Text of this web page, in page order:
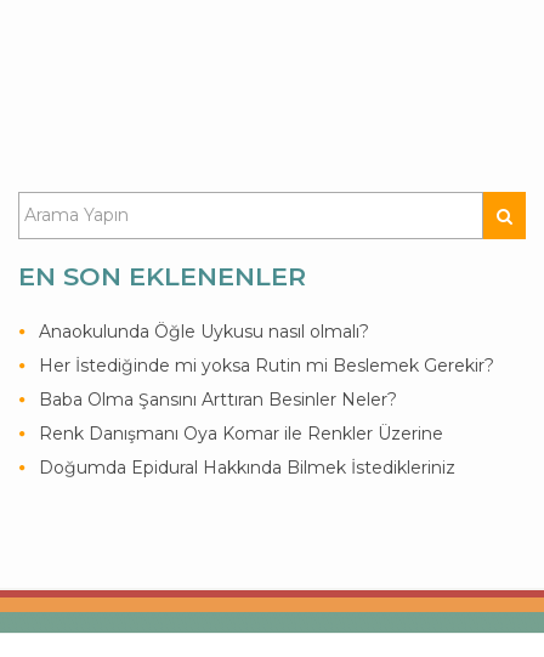
EN SON EKLENENLER
Anaokulunda Öğle Uykusu nasıl olmalı?
Her İstediğinde mi yoksa Rutin mi Beslemek Gerekir?
Baba Olma Şansını Arttıran Besinler Neler?
Renk Danışmanı Oya Komar ile Renkler Üzerine
Doğumda Epidural Hakkında Bilmek İstedikleriniz